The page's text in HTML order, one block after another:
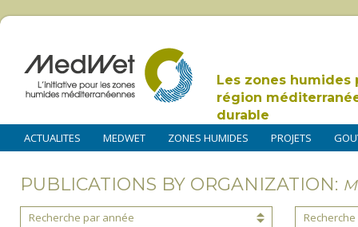
Les zones humides
région
durable
ACTUALITES MEDWET ZONES HUMIDES PROJETS
PUBLICATIONS BY ORGANIZATION:
Recherche par année